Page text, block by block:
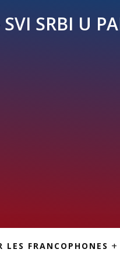
SRBI U
LES FRANCOPHONES